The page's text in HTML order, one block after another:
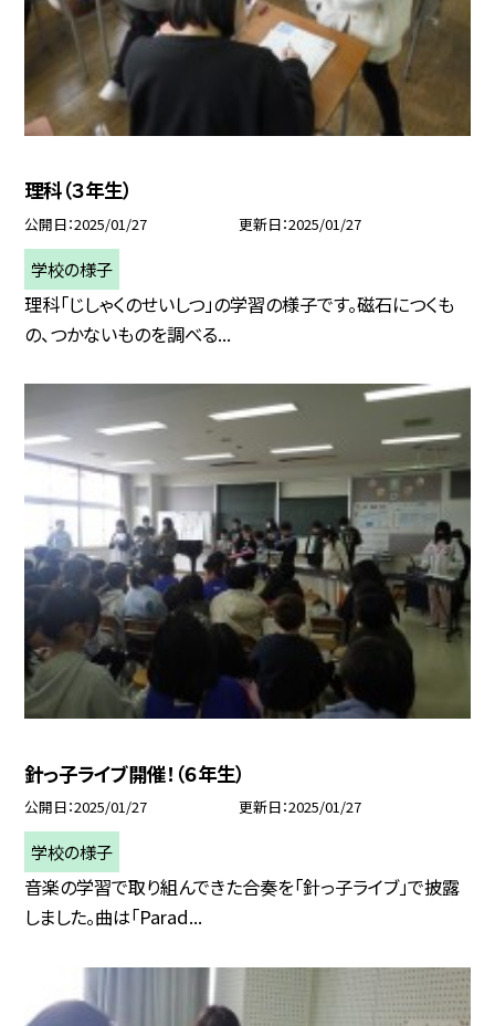
理科（３年生）
公開日 2025/01/27 更新日 2025/01/27
学校の様子
理科「じしゃくのせいしつ」の学習の様子です。磁石につくも
の、つかないものを調べる...
針っ子ライブ開催！（６年生）
公開日 2025/01/27 更新日 2025/01/27
学校の様子
音楽の学習で取り組んできた合奏を「針っ子ライブ」で披露
しました。曲は「Parad...